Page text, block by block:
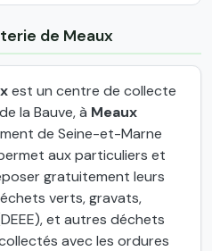
de Meaux
est un centre de collecte
la Bauve, à Meaux
de Seine-et-Marne
aux particuliers et
gratuitement leurs
verts, gravats,
et autres déchets
avec les ordures